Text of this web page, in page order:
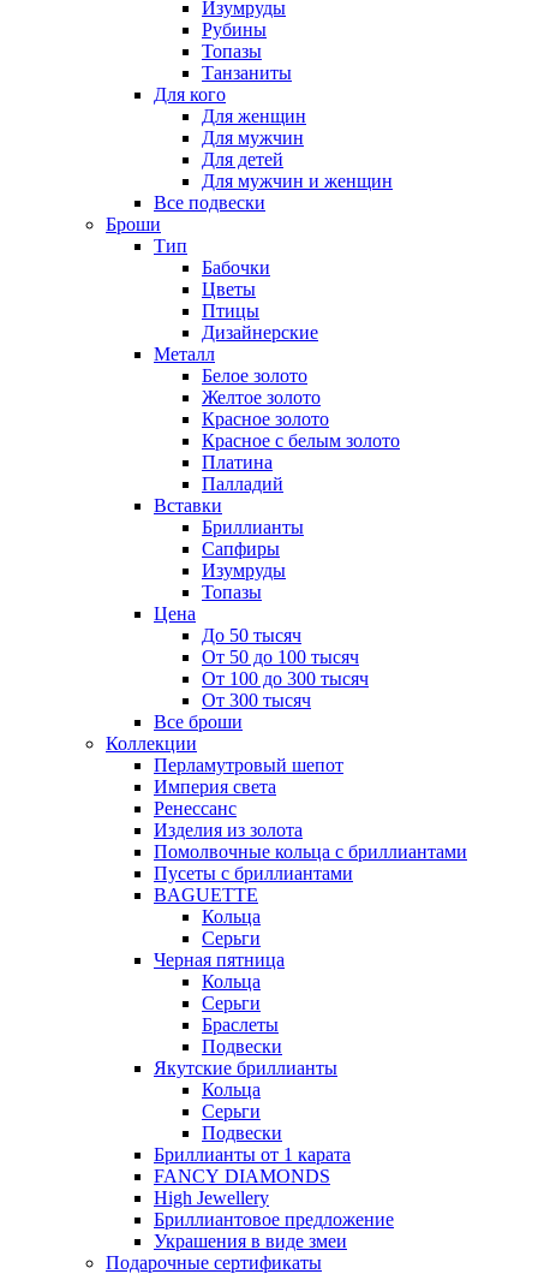
Изумруды
Рубины
Топазы
Танзаниты
Для кого
Для женщин
Для мужчин
Для детей
Для мужчин и женщин
Все подвески
Броши
Тип
Бабочки
Цветы
Птицы
Дизайнерские
Металл
Белое золото
Желтое золото
Красное золото
Красное с белым золото
Платина
Палладий
Вставки
Бриллианты
Сапфиры
Изумруды
Топазы
Цена
До 50 тысяч
От 50 до 100 тысяч
От 100 до 300 тысяч
От 300 тысяч
Все броши
Коллекции
Перламутровый шепот
Империя света
Ренессанс
Изделия из золота
Помолвочные кольца с бриллиантами
Пусеты с бриллиантами
BAGUETTE
Кольца
Серьги
Черная пятница
Кольца
Серьги
Браслеты
Подвески
Якутские бриллианты
Кольца
Серьги
Подвески
Бриллианты от 1 карата
FANCY DIAMONDS
High Jewellery
Бриллиантовое предложение
Украшения в виде змеи
Подарочные сертификаты